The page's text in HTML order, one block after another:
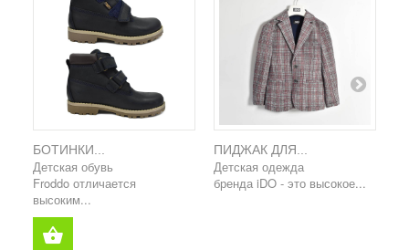
БОТИНКИ...
Детская обувь
Froddo отличается
высоким...
ПИДЖАК ДЛЯ...
Детская одежда
бренда iDO - это высокое...